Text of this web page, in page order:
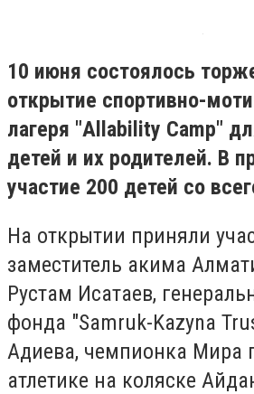
10 июня состоялось
открытие спортивно-
лагеря "Allability Camp"
детей и их родителей. В
участие 200 детей со
На открытии приняли
заместитель акима
Рустам Исатаев,
фонда "Samruk-Kazyna
Адиева, чемпионка Мира
атлетике на коляске